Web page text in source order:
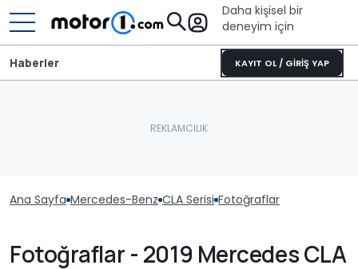
Daha kişisel bir
deneyim için
KAYIT OL / GİRİŞ YAP
Haberler
Ana Sayfa Mercedes-Benz CLA Serisi Fotoğraflar
Fotoğraflar - 2019 Mercedes CLA